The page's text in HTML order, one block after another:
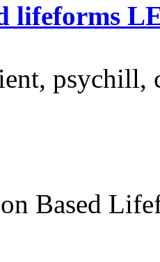
lifeforms
psychill,
Based